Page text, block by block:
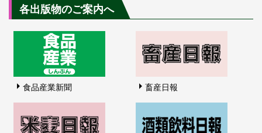
各出版物のご案内へ
食品産業新聞 畜産日報